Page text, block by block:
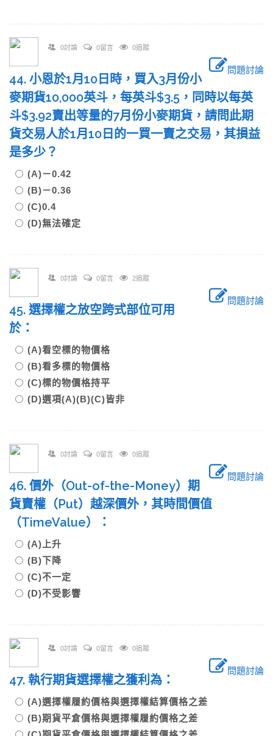
0討論 0留言 0追蹤
問題討論
44. 小恩於1月10日時，買入3月份小
麥期貨10,000英斗，每英斗$3.5，同時以每英
斗$3.92賣出等量的7月份小麥期貨，請問此期
貨交易人於1月10日的一買一賣之交易，其損益
是多少？
(A)－0.42
(B)－0.36
(C)0.4
(D)無法確定
0討論 0留言 2追蹤
問題討論
45. 選擇權之放空跨式部位可用
於：
(A)看空標的物價格
(B)看多標的物價格
(C)標的物價格持平
(D)選項(A)(B)(C)皆非
0討論 0留言 0追蹤
問題討論
46. 價外（Out-of-the-Money）期
貨賣權（Put）越深價外，其時間價值
（TimeValue）：
(A)上升
(B)下降
(C)不一定
(D)不受影響
0討論 0留言 0追蹤
問題討論
47. 執行期貨選擇權之獲利為：
(A)選擇權履約價格與選擇權結算價格之差
(B)期貨平倉價格與選擇權履約價格之差